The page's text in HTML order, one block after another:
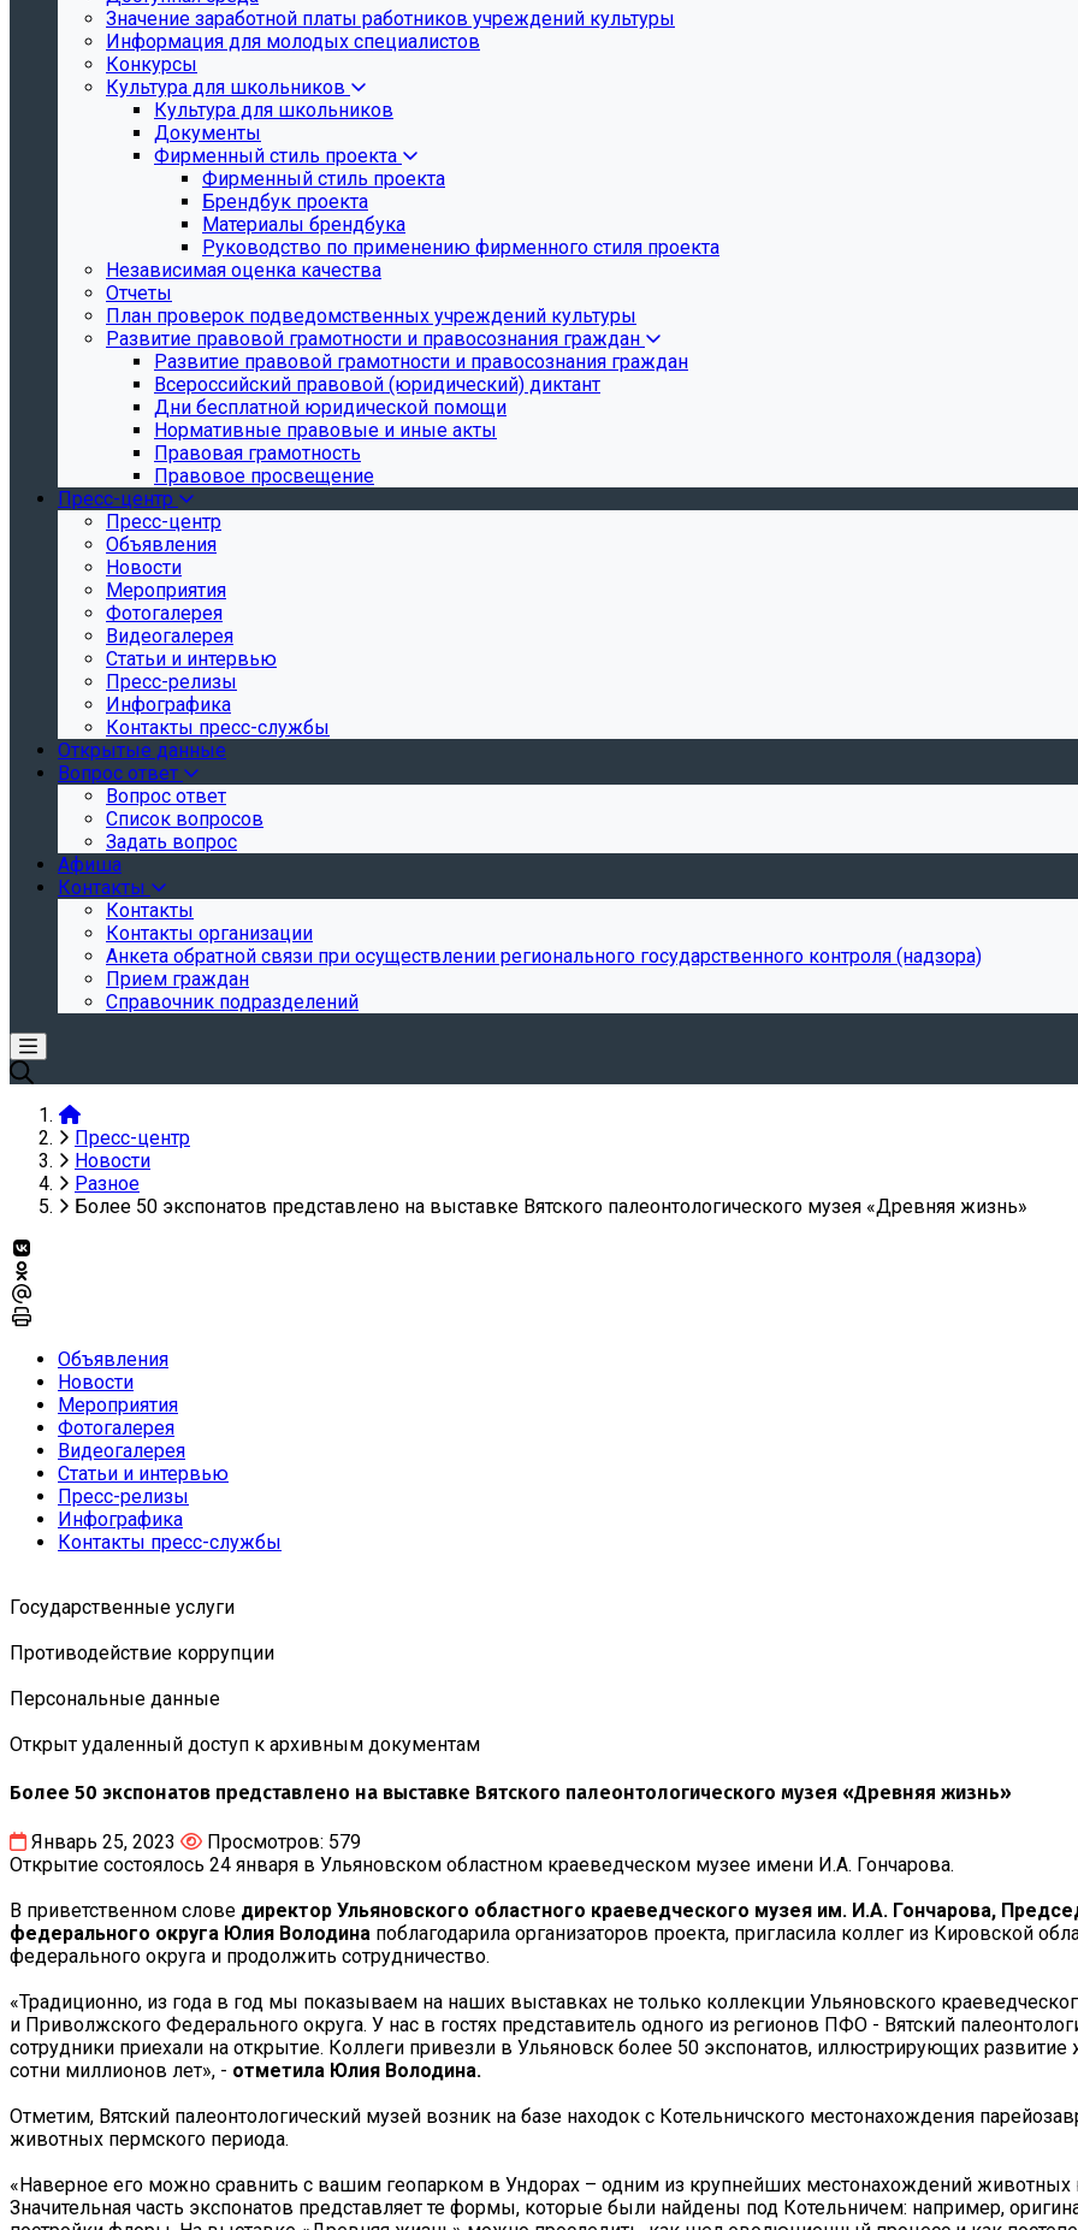
Значение заработной платы работников учреждений культуры
Информация для молодых специалистов
Конкурсы
Культура для школьников
Культура для школьников
Документы
Фирменный стиль проекта
Фирменный стиль проекта
Брендбук проекта
Материалы брендбука
Руководство по применению фирменного стиля проекта
Независимая оценка качества
Отчеты
План проверок подведомственных учреждений культуры
Развитие правовой грамотности и правосознания граждан
Развитие правовой грамотности и правосознания граждан
Всероссийский правовой (юридический) диктант
Дни бесплатной юридической помощи
Нормативные правовые и иные акты
Правовая грамотность
Правовое просвещение
Пресс-центр
Пресс-центр
Объявления
Новости
Мероприятия
Фотогалерея
Видеогалерея
Статьи и интервью
Пресс-релизы
Инфографика
Контакты пресс-службы
Открытые данные
Вопрос ответ
Вопрос ответ
Список вопросов
Задать вопрос
Афиша
Контакты
Контакты
Контакты организации
Анкета обратной связи при осуществлении регионального государственного контроля (надзора)
Прием граждан
Справочник подразделений
Пресс-центр
Новости
Разное
Более 50 экспонатов представлено на выставке Вятского палеонтологического музея «Древняя жизнь»
Объявления
Новости
Мероприятия
Фотогалерея
Видеогалерея
Статьи и интервью
Пресс-релизы
Инфографика
Контакты пресс-службы
Государственные услуги
Противодействие коррупции
Персональные данные
Открыт удаленный доступ к архивным документам
Более 50 экспонатов представлено на выставке Вятского палеонтологического музея «Древняя жизнь»
Январь 25, 2023
Просмотров: 579
Открытие состоялось 24 января в Ульяновском областном краеведческом музее имени И.А. Гончарова.
В приветственном слове директор Ульяновского областного краеведческого музея им. И.А. Гончарова,
федерального округа Юлия Володина поблагодарила организаторов проекта, пригласила коллег из Кировской
федерального округа и продолжить сотрудничество.
«Традиционно, из года в год мы показываем на наших выставках не только коллекции Ульяновского
и Приволжского Федерального округа. У нас в гостях представитель одного из регионов ПФО - Вятский
сотрудники приехали на открытие. Коллеги привезли в Ульяновск более 50 экспонатов, иллюстрирующих
сотни миллионов лет», - отметила Юлия Володина.
Отметим, Вятский палеонтологический музей возник на базе находок с Котельничского местонахождения
животных пермского периода.
«Наверное его можно сравнить с вашим геопарком в Ундорах – одним из крупнейших местонахождений животных
Значительная часть экспонатов представляет те формы, которые были найдены под Котельничем: например,